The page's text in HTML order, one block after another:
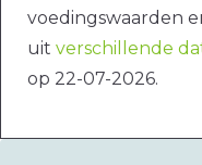
voedingswaarden
uit verschillende
op 22-07-2026.